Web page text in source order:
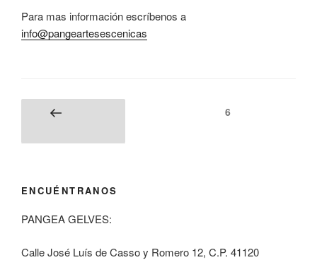
Para mas información escríbenos a
info@pangeartesescenicas
6
ENCUÉNTRANOS
PANGEA GELVES:
Calle José Luís de Casso y Romero 12, C.P. 41120